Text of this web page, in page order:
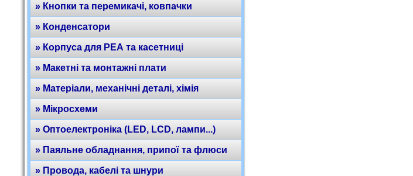
» Кнопки та перемикачі, ковпачки
» Конденсатори
» Корпуса для РЕА та касетниці
» Макетні та монтажні плати
» Матеріали, механічні деталі, хімія
» Мікросхеми
» Оптоелектроніка (LED, LCD, лампи...)
» Паяльне обладнання, припої та флюси
» Провода, кабелі та шнури